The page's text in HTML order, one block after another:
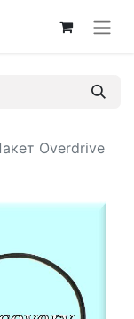
Overdrive